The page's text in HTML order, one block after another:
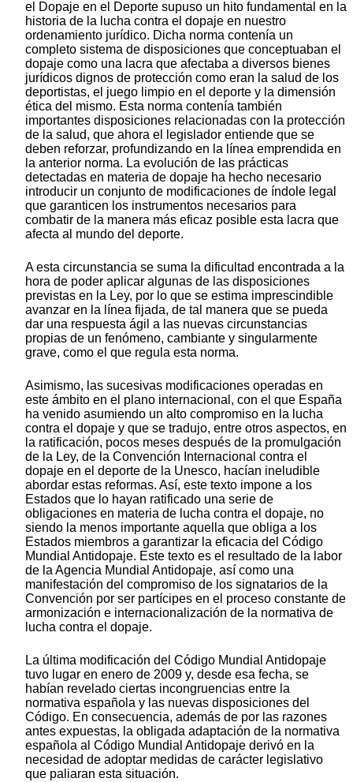
el Dopaje en el Deporte supuso un hito fundamental en la
historia de la lucha contra el dopaje en nuestro
ordenamiento jurídico. Dicha norma contenía un
completo sistema de disposiciones que conceptuaban el
dopaje como una lacra que afectaba a diversos bienes
jurídicos dignos de protección como eran la salud de los
deportistas, el juego limpio en el deporte y la dimensión
ética del mismo. Esta norma contenía también
importantes disposiciones relacionadas con la protección
de la salud, que ahora el legislador entiende que se
deben reforzar, profundizando en la línea emprendida en
la anterior norma. La evolución de las prácticas
detectadas en materia de dopaje ha hecho necesario
introducir un conjunto de modificaciones de índole legal
que garanticen los instrumentos necesarios para
combatir de la manera más eficaz posible esta lacra que
afecta al mundo del deporte.
A esta circunstancia se suma la dificultad encontrada a la
hora de poder aplicar algunas de las disposiciones
previstas en la Ley, por lo que se estima imprescindible
avanzar en la línea fijada, de tal manera que se pueda
dar una respuesta ágil a las nuevas circunstancias
propias de un fenómeno, cambiante y singularmente
grave, como el que regula esta norma.
Asimismo, las sucesivas modificaciones operadas en
este ámbito en el plano internacional, con el que España
ha venido asumiendo un alto compromiso en la lucha
contra el dopaje y que se tradujo, entre otros aspectos, en
la ratificación, pocos meses después de la promulgación
de la Ley, de la Convención Internacional contra el
dopaje en el deporte de la Unesco, hacían ineludible
abordar estas reformas. Así, este texto impone a los
Estados que lo hayan ratificado una serie de
obligaciones en materia de lucha contra el dopaje, no
siendo la menos importante aquella que obliga a los
Estados miembros a garantizar la eficacia del Código
Mundial Antidopaje. Este texto es el resultado de la labor
de la Agencia Mundial Antidopaje, así como una
manifestación del compromiso de los signatarios de la
Convención por ser partícipes en el proceso constante de
armonización e internacionalización de la normativa de
lucha contra el dopaje.
La última modificación del Código Mundial Antidopaje
tuvo lugar en enero de 2009 y, desde esa fecha, se
habían revelado ciertas incongruencias entre la
normativa española y las nuevas disposiciones del
Código. En consecuencia, además de por las razones
antes expuestas, la obligada adaptación de la normativa
española al Código Mundial Antidopaje derivó en la
necesidad de adoptar medidas de carácter legislativo
que paliaran esta situación.